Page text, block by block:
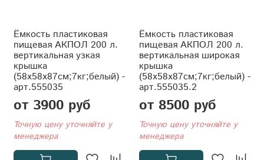
Ёмкость пластиковая
пищевая АКПОЛ 200 л.
вертикальная узкая
крышка
(58x58x87см;7кг;белый) -
арт.555035
от 3900 руб
Точную цену уточняйте у
менеджера
Ёмкость пластиковая
пищевая АКПОЛ 200 л.
вертикальная широкая
крышка
(58x58x87см;7кг;белый) -
арт.555035.2
от 8500 руб
Точную цену уточняйте у
менеджера